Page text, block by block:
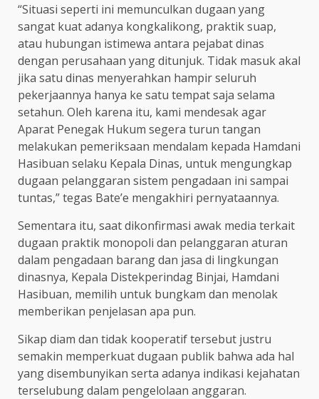
“Situasi seperti ini memunculkan dugaan yang
sangat kuat adanya kongkalikong, praktik suap,
atau hubungan istimewa antara pejabat dinas
dengan perusahaan yang ditunjuk. Tidak masuk akal
jika satu dinas menyerahkan hampir seluruh
pekerjaannya hanya ke satu tempat saja selama
setahun. Oleh karena itu, kami mendesak agar
Aparat Penegak Hukum segera turun tangan
melakukan pemeriksaan mendalam kepada Hamdani
Hasibuan selaku Kepala Dinas, untuk mengungkap
dugaan pelanggaran sistem pengadaan ini sampai
tuntas,” tegas Bate’e mengakhiri pernyataannya.
Sementara itu, saat dikonfirmasi awak media terkait
dugaan praktik monopoli dan pelanggaran aturan
dalam pengadaan barang dan jasa di lingkungan
dinasnya, Kepala Distekperindag Binjai, Hamdani
Hasibuan, memilih untuk bungkam dan menolak
memberikan penjelasan apa pun.
Sikap diam dan tidak kooperatif tersebut justru
semakin memperkuat dugaan publik bahwa ada hal
yang disembunyikan serta adanya indikasi kejahatan
terselubung dalam pengelolaan anggaran.